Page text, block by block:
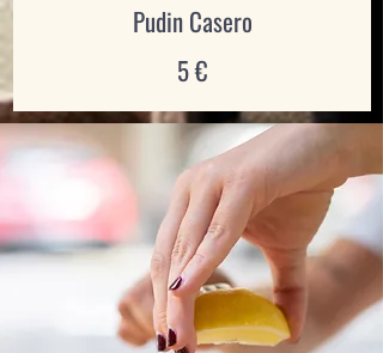
Pudin Casero
5 €